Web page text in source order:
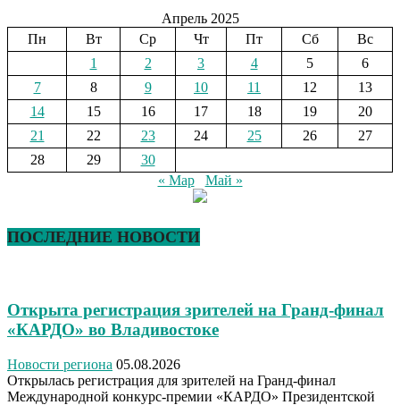
Апрель 2025
Пн
Вт Ср Чт Пт Сб
Вс
1
2 3 4 5
6
7
8 9 10 11 12
13
14
15 16 17 18 19
20
21
22 23 24 25 26
27
28
29
30
« Мар
Май »
ПОСЛЕДНИЕ НОВОСТИ
Открыта регистрация зрителей на Гранд-финал
«КАРДО» во Владивостоке
Новости региона 05.08.2026
Открылась регистрация для зрителей на Гранд-финал
Международной конкурс-премии «КАРДО» Президентской